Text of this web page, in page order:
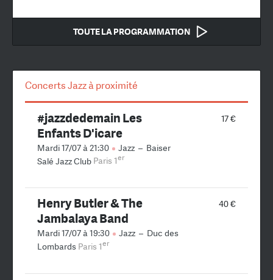
TOUTE LA PROGRAMMATION
Concerts Jazz à proximité
17 €
#jazzdedemain Les
Enfants D'icare
Mardi 17/07 à 21:30 Jazz – Baiser
Salé Jazz Club Paris 1er
40 €
Henry Butler & The
Jambalaya Band
Mardi 17/07 à 19:30 Jazz – Duc des
Lombards Paris 1er